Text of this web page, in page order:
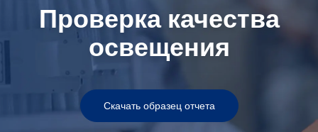
Проверка качества
освещения
Скачать образец отчета